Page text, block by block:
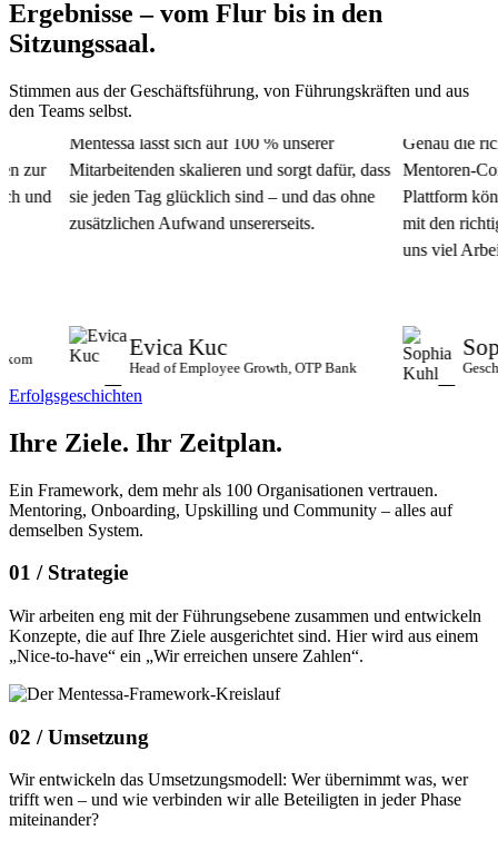
Ergebnisse – vom Flur bis in den
Sitzungssaal.
Stimmen aus der Geschäftsführung, von Führungskräften und aus
den Teams selbst.
und
Mentessa lässt sich auf 100 % unserer
Mitarbeitenden skalieren und sorgt dafür, dass
sie jeden Tag glücklich sind – und das ohne
zusätzlichen Aufwand unsererseits.
Evica Kuc
Head of Employee Growth, OTP Bank
Genau die
Mentoren-
Plattform
mit den
uns viel Arbeit
Erfolgsgeschichten
Ihre Ziele. Ihr Zeitplan.
Ein Framework, dem mehr als 100 Organisationen vertrauen.
Mentoring, Onboarding, Upskilling und Community – alles auf
demselben System.
01 /Strategie
Wir arbeiten eng mit der Führungsebene zusammen und entwickeln
Konzepte, die auf Ihre Ziele ausgerichtet sind. Hier wird aus einem
„Nice-to-have“ ein „Wir erreichen unsere Zahlen“.
02 /Umsetzung
Wir entwickeln das Umsetzungsmodell: Wer übernimmt was, wer
trifft wen – und wie verbinden wir alle Beteiligten in jeder Phase
miteinander?